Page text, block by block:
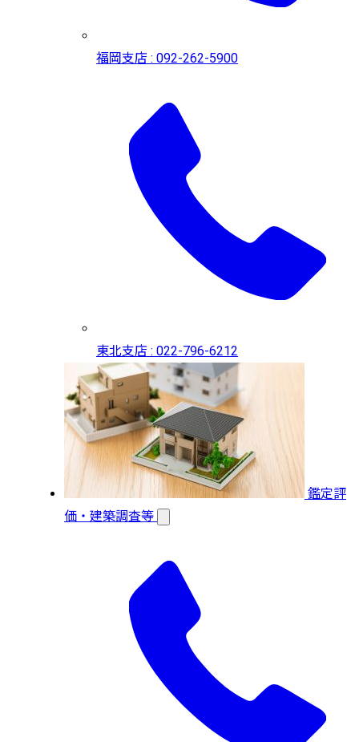
福岡支店 : 092-262-5900
東北支店 : 022-796-6212
鑑定評
価・建築調査等